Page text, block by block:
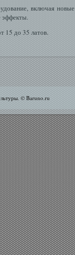
включая новые
эффекты.
15 до 35 латов.
© Baruno.ru